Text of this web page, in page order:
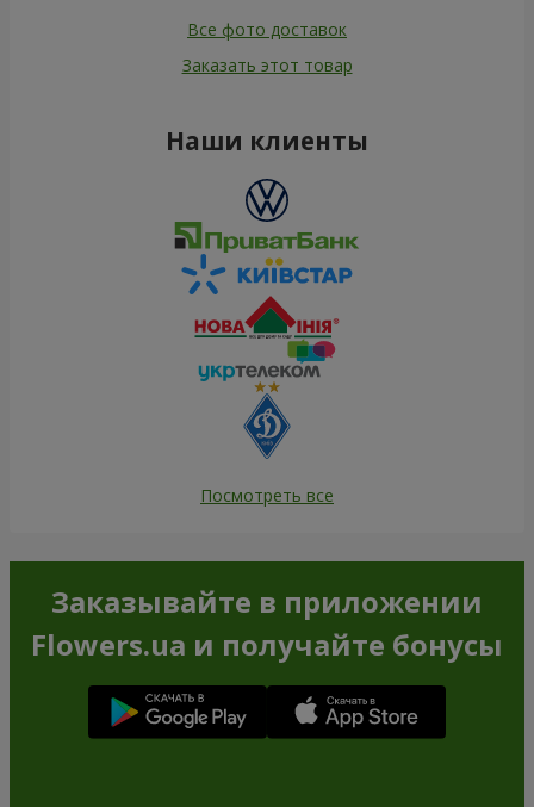
Все фото доставок
Заказать этот товар
Наши клиенты
Посмотреть все
Заказывайте в приложении
Flowers.ua и получайте бонусы